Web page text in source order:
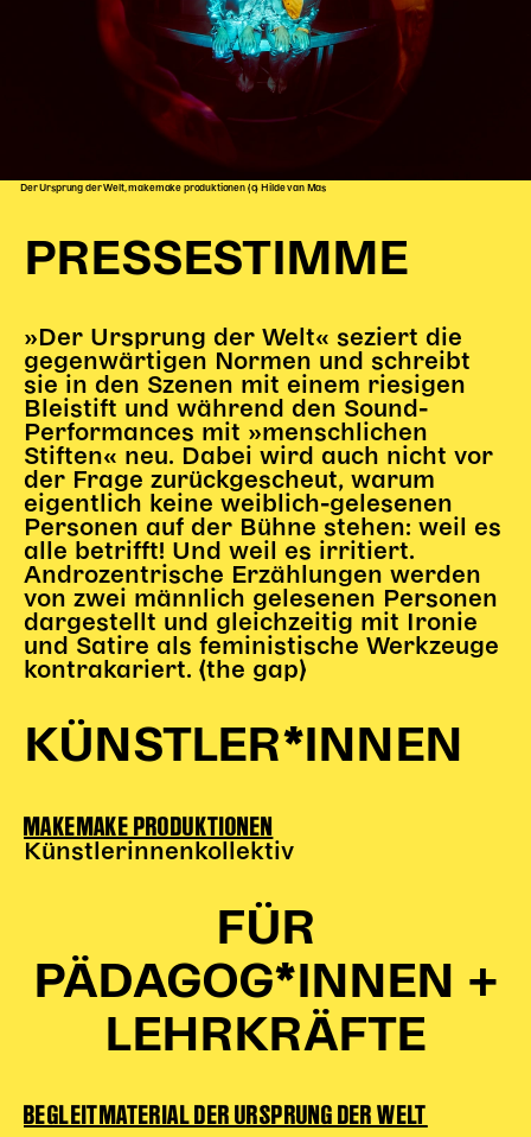
Der Ursprung der Welt, makemake produktionen (c) Hilde van Mas
PRESSESTIMME
»Der Ursprung der Welt« seziert die
gegenwärtigen Normen und schreibt
sie in den Szenen mit einem riesigen
Bleistift und während den Sound-
Performances mit »menschlichen
Stiften« neu. Dabei wird auch nicht vor
der Frage zurückgescheut, warum
eigentlich keine weiblich-gelesenen
Personen auf der Bühne stehen: weil es
alle betrifft! Und weil es irritiert.
Androzentrische Erzählungen werden
von zwei männlich gelesenen Personen
dargestellt und gleichzeitig mit Ironie
und Satire als feministische Werkzeuge
kontrakariert. (the gap)
KÜNSTLER*INNEN
MAKEMAKE PRODUKTIONEN
Künstlerinnenkollektiv
FÜR
PÄDAGOG*INNEN +
LEHRKRÄFTE
BEGLEITMATERIAL DER URSPRUNG DER WELT